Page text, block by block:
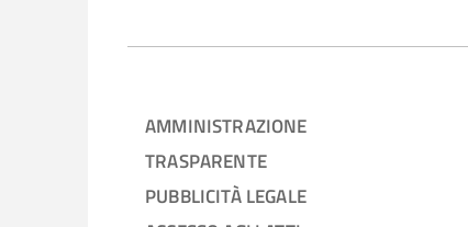
AMMINISTRAZIONE
TRASPARENTE
PUBBLICITÀ LEGALE